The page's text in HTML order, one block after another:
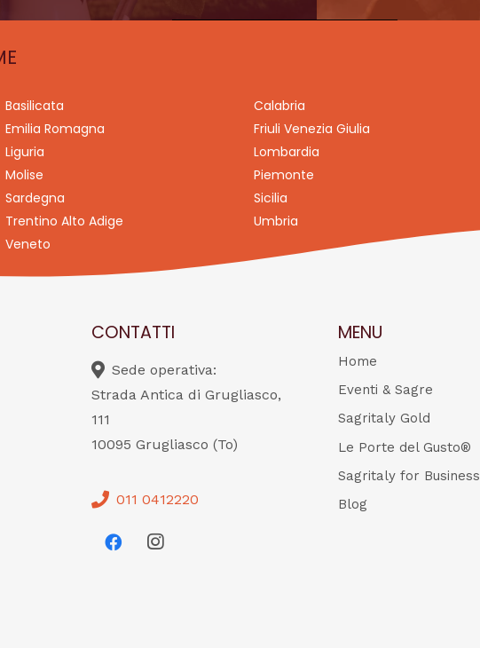
Basilicata
Calabria
Emilia Romagna
Friuli Venezia Giulia
Liguria
Lombardia
Molise
Piemonte
Sardegna
Sicilia
Trentino Alto Adige
Umbria
Veneto
CONTATTI
Sede operativa:
Strada Antica di Grugliasco,
111
10095 Grugliasco (To)
011 0412220
MENU
Home
Eventi & Sagre
Sagritaly Gold
Le Porte del Gusto®
Sagritaly for Business
Blog